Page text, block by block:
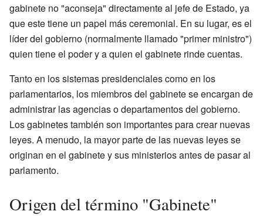
gabinete no "aconseja" directamente al jefe de Estado, ya
que este tiene un papel más ceremonial. En su lugar, es el
líder del gobierno (normalmente llamado "primer ministro")
quien tiene el poder y a quien el gabinete rinde cuentas.
Tanto en los sistemas presidenciales como en los
parlamentarios, los miembros del gabinete se encargan de
administrar las agencias o departamentos del gobierno.
Los gabinetes también son importantes para crear nuevas
leyes. A menudo, la mayor parte de las nuevas leyes se
originan en el gabinete y sus ministerios antes de pasar al
parlamento.
Origen del término "Gabinete"